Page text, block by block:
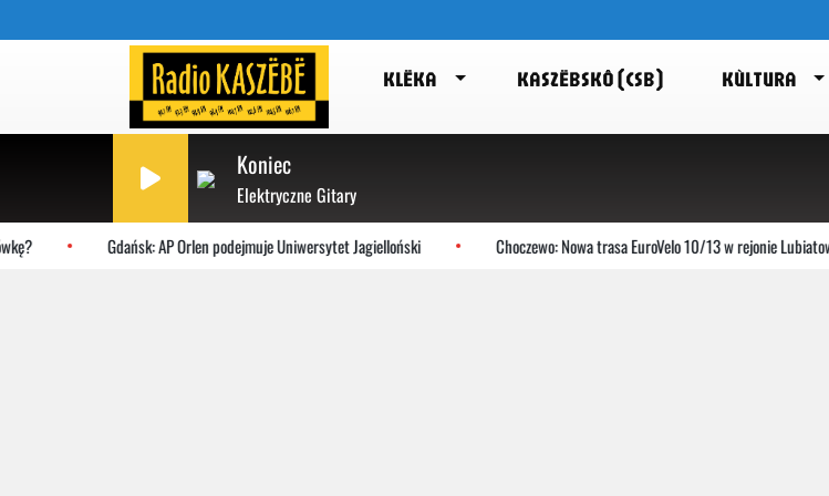
KLËKA KASZËBSKÔ (CSB) KÙLTURA
Koniec
Elektryczne Gitary
Gdańsk: AP Orlen podejmuje Uniwersytet Jagielloński Choczewo: Nowa trasa EuroVelo 10/13 w rejonie Lubiatowa